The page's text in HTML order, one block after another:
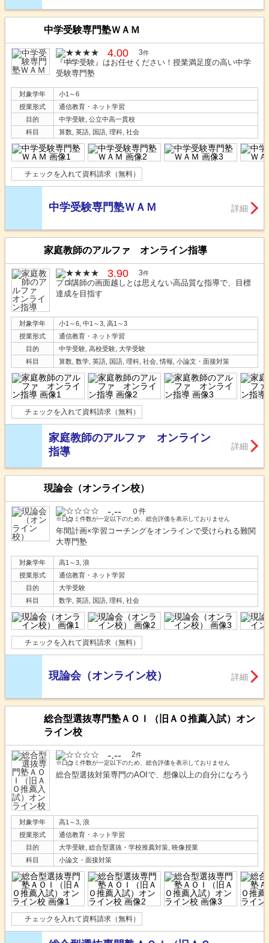
中学受験専門塾ＷＡＭ
4.00 3件
『中学受験』はお任せください！授業満足度の高い中学
受験専門塾
対象学年
小1～6
授業形式
通信教育・ネット学習
目的
中学受験, 公立中高一貫校
科目
算数, 英語, 国語, 理科, 社会
チェックを入れて資料請求（無料）
中学受験専門塾ＷＡＭ 詳細
家庭教師のアルファ オンライン指導
3.90 3件
プロ講師の画面越しとは思えない高品質な指導で、目標
達成を目指す
対象学年
小1～6, 中1～3, 高1～3
授業形式
通信教育・ネット学習
目的
中学受験, 高校受験, 大学受験
科目
算数, 数学, 英語, 国語, 理科, 社会, 情報, 小論文・面接対策
チェックを入れて資料請求（無料）
家庭教師のアルファ オンライン
指導
詳細
現論会（オンライン校）
-.-- ０件
※口コミ件数が一定以下のため、総合評価を表示しておりません
年間計画×学習コーチングをオンラインで受けられる難関
大専門塾
対象学年
高1～3, 浪
授業形式
通信教育・ネット学習
目的
大学受験
科目
数学, 英語, 国語, 理科, 社会
チェックを入れて資料請求（無料）
現論会（オンライン校） 詳細
総合型選抜専門塾ＡＯＩ（旧ＡＯ推薦入試）オン
ライン校
-.-- 2件
※口コミ件数が一定以下のため、総合評価を表示しておりません
総合型選抜対策専門のAOIで、想像以上の自分になろう
対象学年
高1～3, 浪
授業形式
通信教育・ネット学習
目的
大学受験, 総合型選抜・学校推薦対策, 映像授業
科目
小論文・面接対策
チェックを入れて資料請求（無料）